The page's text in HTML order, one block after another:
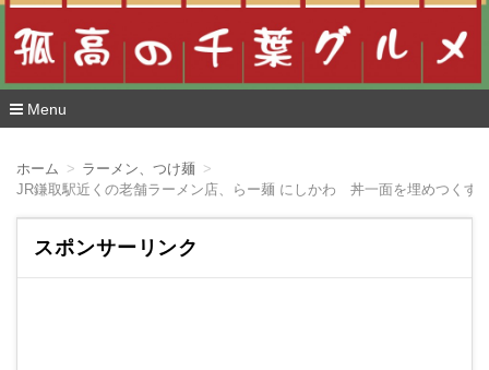
Menu
ホーム
ラーメン、つけ麺
JR鎌取駅近くの老舗ラーメン店、らー麺 にしかわ 丼一面を埋めつくす
スポンサーリンク